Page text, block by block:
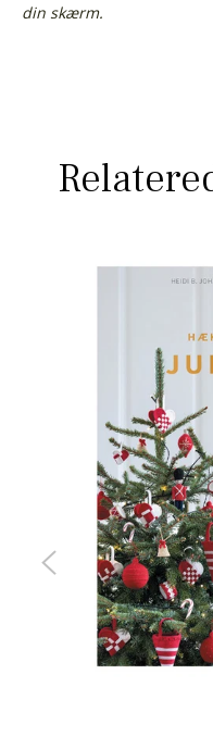
din skærm.